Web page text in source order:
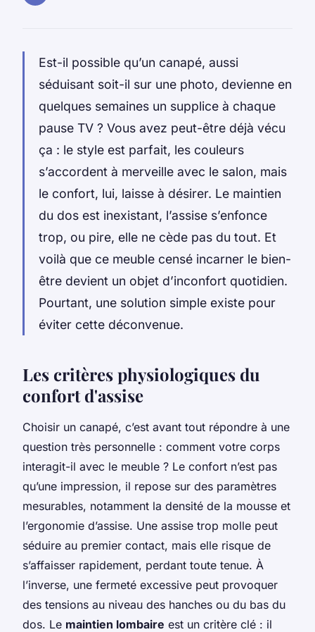
Est-il possible qu’un canapé, aussi
séduisant soit-il sur une photo, devienne en
quelques semaines un supplice à chaque
pause TV ? Vous avez peut-être déjà vécu
ça : le style est parfait, les couleurs
s’accordent à merveille avec le salon, mais
le confort, lui, laisse à désirer. Le maintien
du dos est inexistant, l’assise s’enfonce
trop, ou pire, elle ne cède pas du tout. Et
voilà que ce meuble censé incarner le bien-
être devient un objet d’inconfort quotidien.
Pourtant, une solution simple existe pour
éviter cette déconvenue.
Les critères physiologiques du
confort d'assise
Choisir un canapé, c’est avant tout répondre à une
question très personnelle : comment votre corps
interagit-il avec le meuble ? Le confort n’est pas
qu’une impression, il repose sur des paramètres
mesurables, notamment la densité de la mousse et
l’ergonomie d’assise. Une assise trop molle peut
séduire au premier contact, mais elle risque de
s’affaisser rapidement, perdant toute tenue. À
l’inverse, une fermeté excessive peut provoquer
des tensions au niveau des hanches ou du bas du
dos. Le maintien lombaire est un critère clé : il